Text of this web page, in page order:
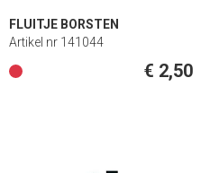
FLUITJE BORSTEN
Artikel nr 141044
€ 2,50